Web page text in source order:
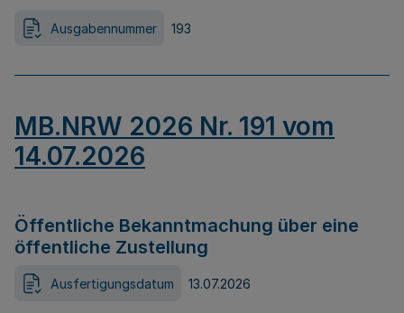
Ausgabennummer 193
MB.NRW 2026 Nr. 191 vom
14.07.2026
Öffentliche Bekanntmachung über eine
öffentliche Zustellung
Ausfertigungsdatum 13.07.2026